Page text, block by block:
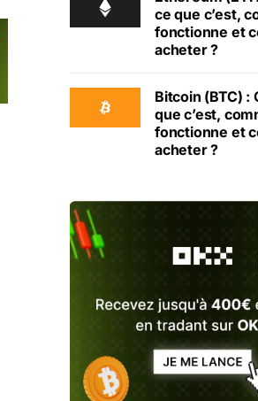
ce que c’est,
fonctionne et
acheter ?
Bitcoin (BTC) :
que c’est,
fonctionne et
acheter ?